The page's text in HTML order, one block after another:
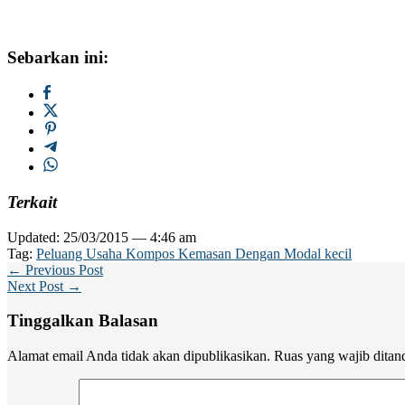
Sebarkan ini:
Terkait
Updated: 25/03/2015 — 4:46 am
Tag: Peluang Usaha Kompos Kemasan Dengan Modal kecil
← Previous Post
Next Post →
Tinggalkan Balasan
Alamat email Anda tidak akan dipublikasikan. Ruas yang wajib